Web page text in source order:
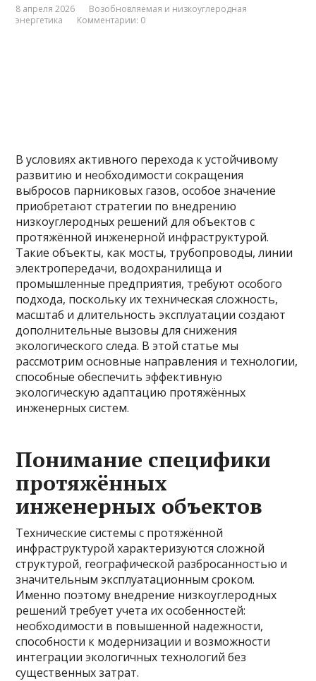
8 апреля 2026
Возобновляемая и низкоуглеродная
энергетика
Комментарии: 0
В условиях активного перехода к устойчивому
развитию и необходимости сокращения
выбросов парниковых газов, особое значение
приобретают стратегии по внедрению
низкоуглеродных решений для объектов с
протяжённой инженерной инфраструктурой.
Такие объекты, как мосты, трубопроводы, линии
электропередачи, водохранилища и
промышленные предприятия, требуют особого
подхода, поскольку их техническая сложность,
масштаб и длительность эксплуатации создают
дополнительные вызовы для снижения
экологического следа. В этой статье мы
рассмотрим основные направления и технологии,
способные обеспечить эффективную
экологическую адаптацию протяжённых
инженерных систем.
Понимание специфики
протяжённых
инженерных объектов
Технические системы с протяжённой
инфраструктурой характеризуются сложной
структурой, географической разбросанностью и
значительным эксплуатационным сроком.
Именно поэтому внедрение низкоуглеродных
решений требует учета их особенностей:
необходимости в повышенной надежности,
способности к модернизации и возможности
интеграции экологичных технологий без
существенных затрат.